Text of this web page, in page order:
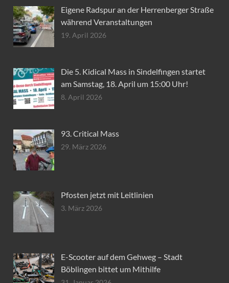
Eigene Radspur an der Herrenberger Straße
während Veranstaltungen
19. April 2026
Die 5. Kidical Mass in Sindelfingen startet
am Samstag, 18. April um 15:00 Uhr!
8. April 2026
93. Critical Mass
29. März 2026
Pfosten jetzt mit Leitlinien
3. März 2026
E-Scooter auf dem Gehweg – Stadt
Böblingen bittet um Mithilfe